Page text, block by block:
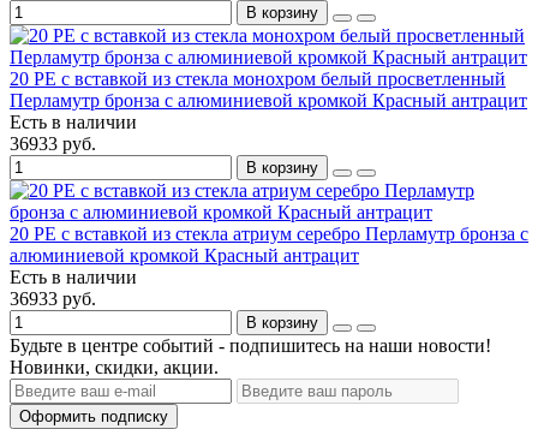
В корзину
20 PE с вставкой из стекла монохром белый просветленный
Перламутр бронза с алюминиевой кромкой Красный антрацит
Есть в наличии
36933 руб.
В корзину
20 PE с вставкой из стекла атриум серебро Перламутр бронза с
алюминиевой кромкой Красный антрацит
Есть в наличии
36933 руб.
В корзину
Будьте в центре событий - подпишитесь на наши новости!
Новинки, скидки, акции.
Оформить подписку